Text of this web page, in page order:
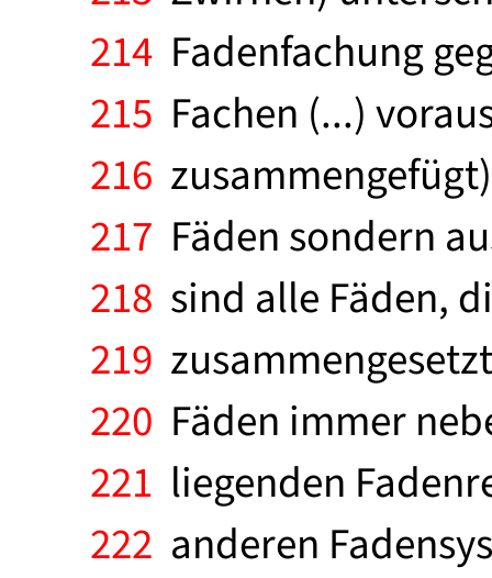
214 Fadenfachung
215 Fachen (...)
216
217 Fäden sondern
218 sind alle Fäden,
219
220 Fäden immer
221 liegenden
222 anderen